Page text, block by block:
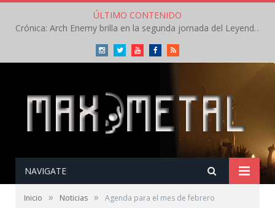
ÚLTIMO CONTENIDO
Crónica: Slaugther to Prevail pone la garra, Savatage la clase en la apertura del Leyendas del Rock – Miércoles – Agosto 2026
InstagramTwitterYoutubeFacebookRSS
NAVIGATE
Inicio » Noticias » Agenda para el mes de febrero